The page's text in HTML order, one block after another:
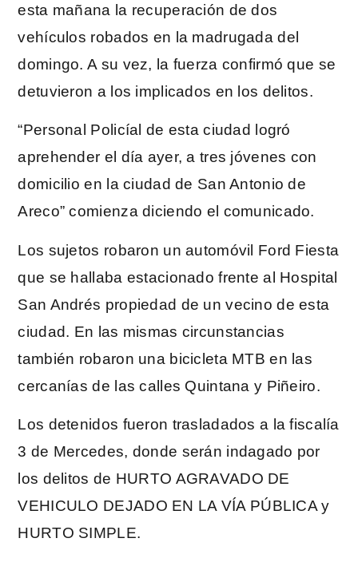
esta mañana la recuperación de dos
vehículos robados en la madrugada del
domingo. A su vez, la fuerza confirmó que se
detuvieron a los implicados en los delitos.
“Personal Policíal de esta ciudad logró
aprehender el día ayer, a tres jóvenes con
domicilio en la ciudad de San Antonio de
Areco” comienza diciendo el comunicado.
Los sujetos robaron un automóvil Ford Fiesta
que se hallaba estacionado frente al Hospital
San Andrés propiedad de un vecino de esta
ciudad. En las mismas circunstancias
también robaron una bicicleta MTB en las
cercanías de las calles Quintana y Piñeiro.
Los detenidos fueron trasladados a la fiscalía
3 de Mercedes, donde serán indagado por
los delitos de HURTO AGRAVADO DE
VEHICULO DEJADO EN LA VÍA PÚBLICA y
HURTO SIMPLE.